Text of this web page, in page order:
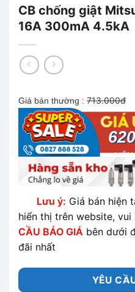
CB chống giật
16A 300mA 4.5kA
Giá bán thường : 713.000đ
LIÊN
NHẤT
Lưu ý: Giá bán hiện
hiển thị trên website, vui
CẦU BÁO GIÁ bên dưới
đãi nhất
YÊU